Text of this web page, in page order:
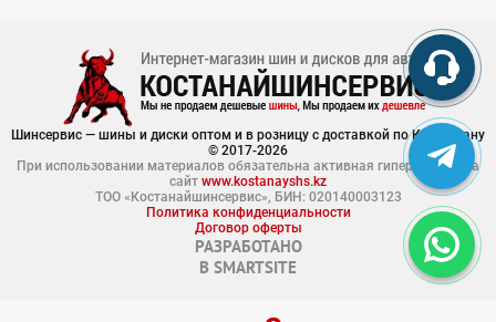
Шинсервис — шины и диски оптом и в розницу с доставкой по Казахстану
© 2017-2026
При использовании материалов обязательна активная гиперссылка на
сайт www.kostanayshs.kz
ТОО «Костанайшинсервис», БИН: 020140003123
Политика конфиденциальности
Договор оферты
РАЗРАБОТАНО
В SMARTSITE